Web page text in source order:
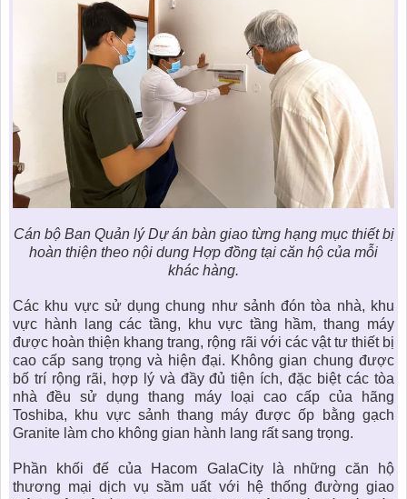
Cán bộ Ban Quản lý Dự án bàn giao từng hạng mục thiết bị
hoàn thiện theo nội dung Hợp đồng tại căn hộ của mỗi
khác hàng.
Các khu vực sử dụng chung như sảnh đón tòa nhà, khu
vực hành lang các tầng, khu vực tầng hầm, thang máy
được hoàn thiện khang trang, rộng rãi với các vật tư thiết bị
cao cấp sang trọng và hiện đại. Không gian chung được
bố trí rộng rãi, hợp lý và đầy đủ tiện ích, đặc biệt các tòa
nhà đều sử dụng thang máy loại cao cấp của hãng
Toshiba, khu vực sảnh thang máy được ốp bằng gạch
Granite làm cho không gian hành lang rất sang trọng.
Phần khối đế của Hacom GalaCitylà những căn hộ
thương mại dịch vụ sầm uất với hệ thống đường giao